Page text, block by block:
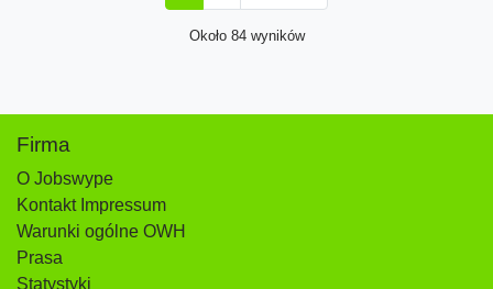
Około 84 wyników
Firma
O Jobswype
Kontakt Impressum
Warunki ogólne OWH
Prasa
Statystyki